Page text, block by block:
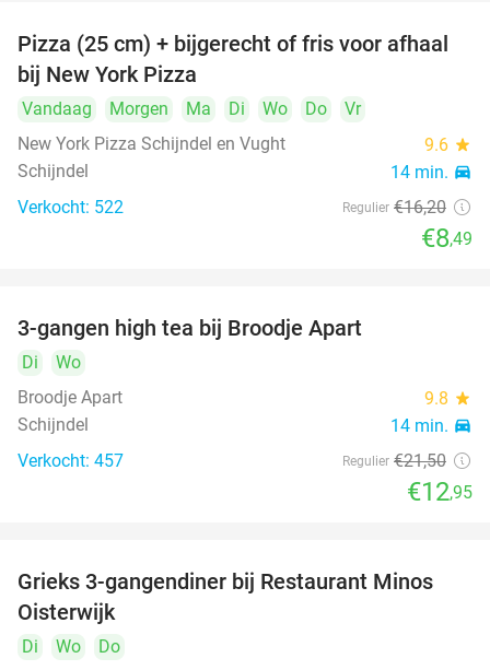
48%
Pizza (25 cm) + bijgerecht of fris voor afhaal
bij New York Pizza
Vandaag Morgen Ma Di Wo Do
Vr
New York Pizza Schijndel en Vught
9.6 star
Schijndel 14 min. directions_car
Verkocht: 522 Regulier €16,20
€8,49
3-gangen high tea bij Broodje Apart
Di
Wo
Broodje Apart
9.8 star
Schijndel 14 min. directions_car
Verkocht: 457 Regulier €21,50
€12,95
30%
Grieks 3-gangendiner bij Restaurant Minos
Oisterwijk
Di Wo
Do